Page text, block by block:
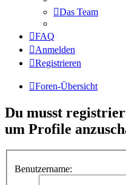
Das Team
FAQ
Anmelden
Registrieren
Foren-Übersicht
Du musst
um Profile
Benutzername: